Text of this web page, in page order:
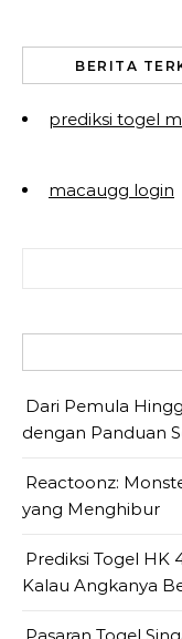
BERITA
prediksi togel
macaugg login
Dari Pemula
dengan Panduan
Reactoonz:
yang Menghibur
Prediksi Togel HK
Kalau Angkanya